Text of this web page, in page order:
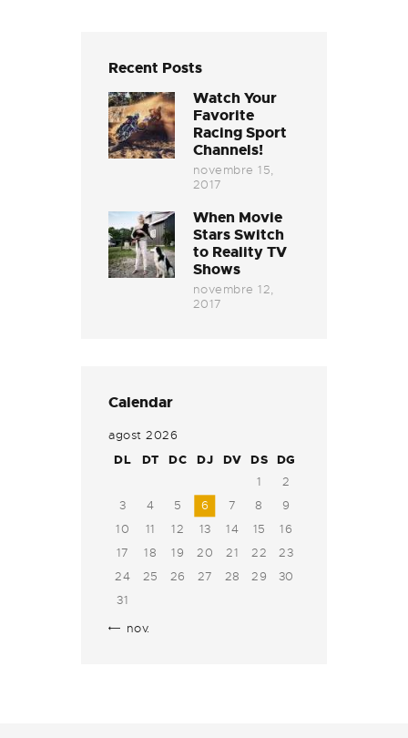
Recent Posts
Watch Your
Favorite
Racing Sport
Channels!
novembre 15,
2017
When Movie
Stars Switch
to Reality TV
Shows
novembre 12,
2017
Calendar
agost 2026
DL
DT DC DJ DV DS DG
1
2
3
4 5 6 7 8
9
10
11 12 13 14 15
16
17
18 19 20 21 22
23
24
25 26 27 28 29
30
31
« nov.